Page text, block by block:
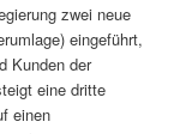
zwei neue
eingeführt,
Kunden der
eine dritte
einen